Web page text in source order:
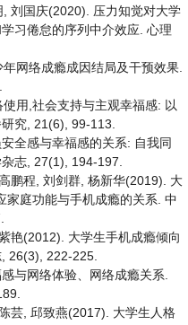
刘国庆(2020). 压力知觉对大学
习倦怠的序列中介效应. 心理
网络成瘾成因结局及干预效果.
用,社会支持与主观幸福感: 以
究, 21(6), 99-113.
全感与幸福感的关系: 自我同
志, 27(1), 194-197.
鹏程, 刘剑群, 杨新华(2019). 大
家庭功能与手机成瘾的关系. 中
艳(2012). 大学生手机成瘾倾向
26(3), 222-225.
与网络体验、网络成瘾关系.
芸, 邱致燕(2017). 大学生人格